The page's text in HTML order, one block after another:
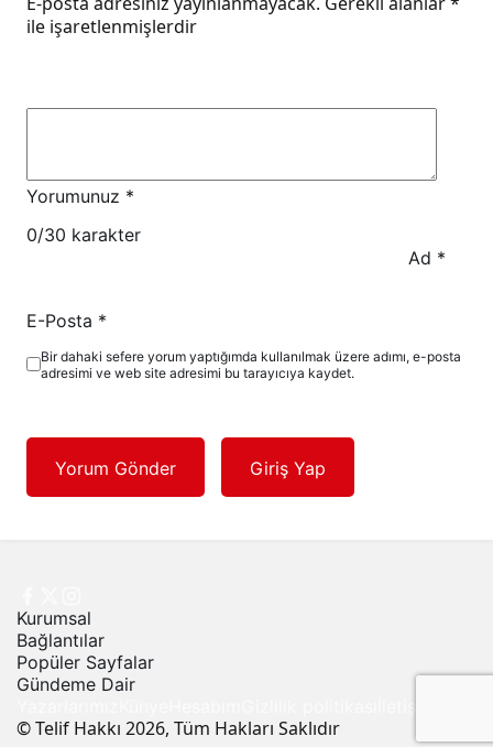
ile işaretlenmişlerdir
Yorumunuz *
0/30 karakter
Ad *
E-Posta *
Bir dahaki sefere yorum yaptığımda kullanılmak üzere adımı, e-posta
adresimi ve web site adresimi bu tarayıcıya kaydet.
Yorum Gönder Giriş Yap
Kurumsal
Bağlantılar
Popüler Sayfalar
Gündeme Dair
© Telif Hakkı 2026, Tüm Hakları Saklıdır